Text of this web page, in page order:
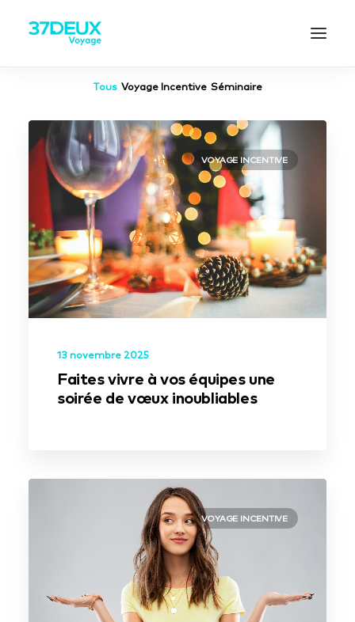
Tous Voyage Incentive Séminaire
VOYAGE INCENTIVE
13 novembre 2025
Faites vivre à vos équipes une
soirée de vœux inoubliables
VOYAGE INCENTIVE